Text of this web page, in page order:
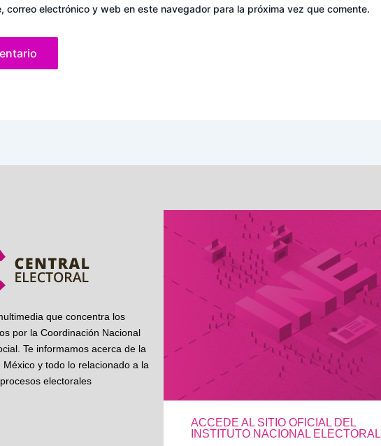
correo electrónico y web en este navegador para la próxima vez que comente.
que concentra los
por la Coordinación Nacional
Te informamos acerca de la
y todo lo relacionado a la
electorales
ACCEDE AL SITIO OFICIAL DEL
INSTITUTO NACIONAL ELECTORAL